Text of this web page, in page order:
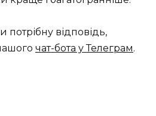
відповідь,
чат-бота у Телеграм.